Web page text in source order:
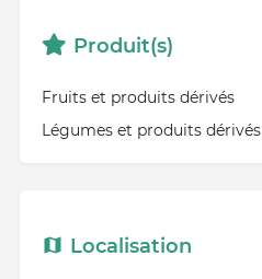
Produit(s)
Fruits et produits dérivés
Légumes et produits dérivés
Localisation